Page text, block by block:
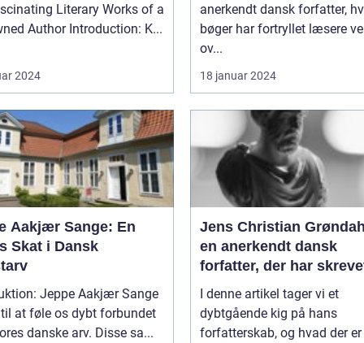
Literary Works of a
Renowned Author Introduction: K...
2024
anerkendt dansk forfatter,
bøger har fortryllet læsere
ov...
18 januar 2024
Aakjær Sange: En
Skat i Dansk
Jeppe Aakjær Sange
at føle os dybt forbundet
danske arv. Disse sa...
Jens Christian
en anerkendt dansk
forfatter, der har
lang række bøger, der
spænder over
temaer og genrer
I denne artikel tager vi et
dybtgående kig på hans
forfatterskab, og hvad der er